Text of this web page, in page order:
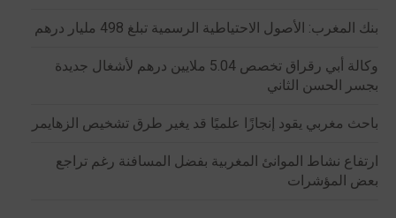
بنك المغرب: الأصول الاحتياطية الرسمية تبلغ 498 مليار درهم
وكالة أبي رقراق تخصص 5.04 ملايين درهم لأشغال جديدة
بجسر الحسن الثاني
باحث مغربي يقود إنجازًا علميًا قد يغير طرق تشخيص الزهايمر
ارتفاع نشاط الموانئ المغربية بفضل المسافنة رغم تراجع
بعض المؤشرات